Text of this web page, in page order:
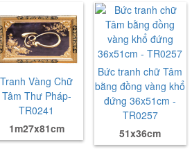
Tranh Vàng Chữ
Tâm Thư Pháp-
TR0241
1m27x81cm
Bức tranh chữ Tâm
bằng đồng vàng khổ
đứng 36x51cm -
TR0257
51x36cm